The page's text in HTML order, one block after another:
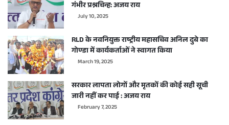
गंभीर प्रश्नचिन्ह: अजय राय
July 10, 2025
RLD के नवनियुक्त राष्ट्रीय महासचिव अनिल दुबे का
गोण्डा में कार्यकर्ताओं ने स्वागत किया
March 19, 2025
सरकार लापता लोगों और मृतकों की कोई सही सूची
जारी नहीं कर पाई : अजय राय
February 7, 2025